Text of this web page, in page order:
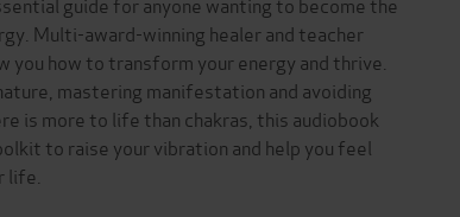
Multi-award-winning healer and teacher
you how to transform your energy and thrive.
mastering manifestation and avoiding
is more to life than chakras, this audiobook
to raise your vibration and help you feel
life.